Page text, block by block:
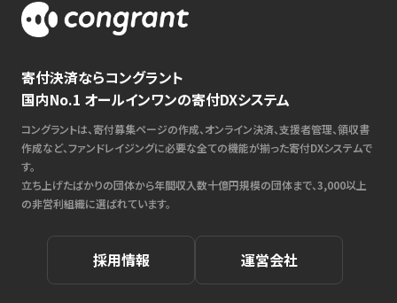
寄付決済ならコングラント
国内No.1 オールインワンの寄付DXシステム
コングラントは、寄付募集ページの作成、オンライン決済、支援者管理、領収書
作成など、ファンドレイジングに必要な全ての機能が揃った寄付DXシステムで
す。
立ち上げたばかりの団体から年間収入数十億円規模の団体まで、3,000以上
の非営利組織に選ばれています。
採用情報 運営会社